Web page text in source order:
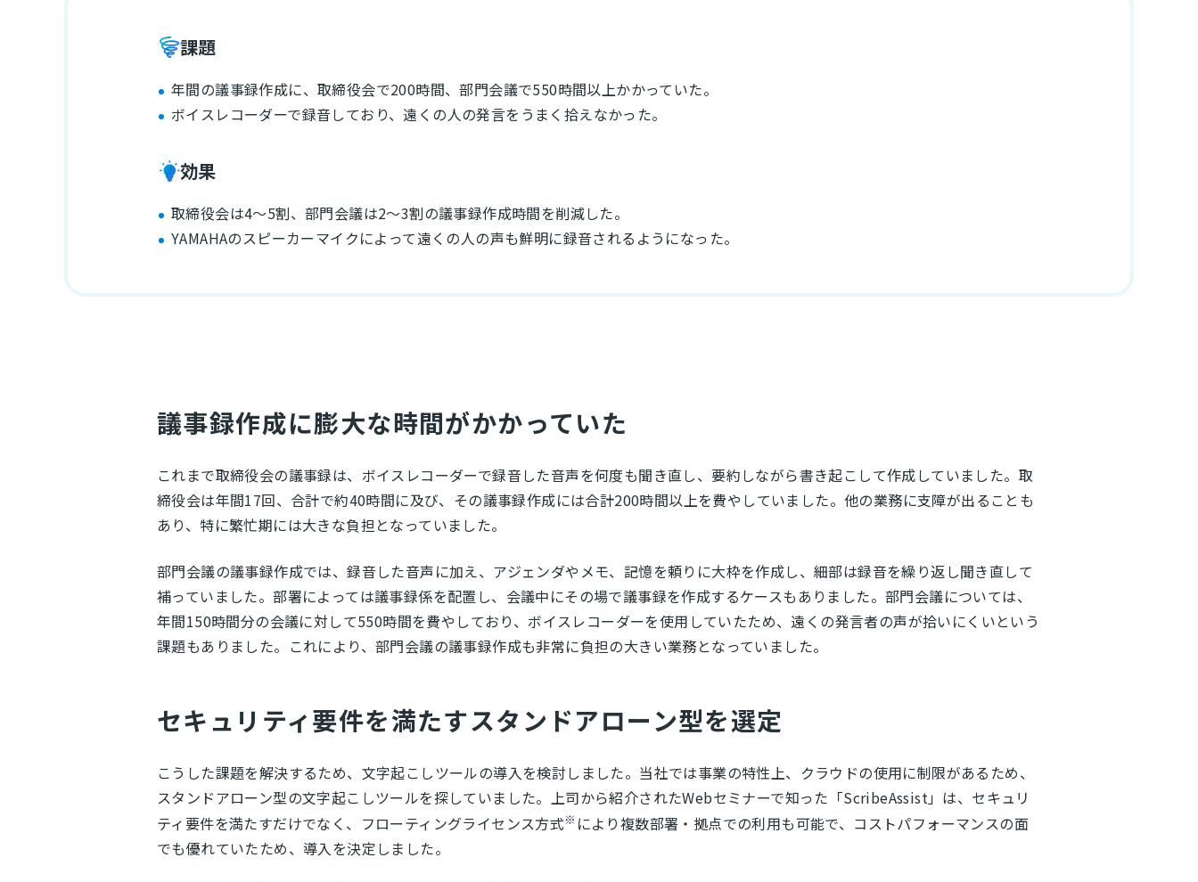
課題
年間の議事録作成に、取締役会で200時間、部門会議で550時間以上かかっていた。
ボイスレコーダーで録音しており、遠くの人の発言をうまく拾えなかった。
効果
取締役会は4～5割、部門会議は2～3割の議事録作成時間を削減した。
YAMAHAのスピーカーマイクによって遠くの人の声も鮮明に録音されるようになった。
議事録作成に膨大な時間がかかっていた
これまで取締役会の議事録は、ボイスレコーダーで録音した音声を何度も聞き直し、要約しながら書き起こして作成していました。取
締役会は年間17回、合計で約40時間に及び、その議事録作成には合計200時間以上を費やしていました。他の業務に支障が出ることも
あり、特に繁忙期には大きな負担となっていました。
部門会議の議事録作成では、録音した音声に加え、アジェンダやメモ、記憶を頼りに大枠を作成し、細部は録音を繰り返し聞き直して
補っていました。部署によっては議事録係を配置し、会議中にその場で議事録を作成するケースもありました。部門会議については、
年間150時間分の会議に対して550時間を費やしており、ボイスレコーダーを使用していたため、遠くの発言者の声が拾いにくいという
課題もありました。これにより、部門会議の議事録作成も非常に負担の大きい業務となっていました。
セキュリティ要件を満たすスタンドアローン型を選定
こうした課題を解決するため、文字起こしツールの導入を検討しました。当社では事業の特性上、クラウドの使用に制限があるため、
スタンドアローン型の文字起こしツールを探していました。上司から紹介されたWebセミナーで知った「ScribeAssist」は、セキュリ
ティ要件を満たすだけでなく、フローティングライセンス方式※ により複数部署・拠点での利用も可能で、コストパフォーマンスの面
でも優れていたため、導入を決定しました。